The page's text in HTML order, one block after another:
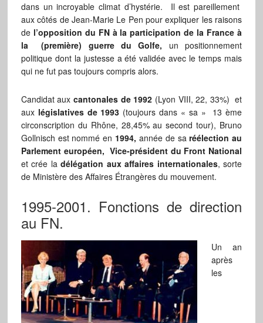
dans un incroyable climat d’hystérie. Il est pareillement
aux côtés de Jean-Marie Le Pen pour expliquer les raisons
de l’opposition du FN à la participation de la France à
la (première) guerre du Golfe, un positionnement
politique dont la justesse a été validée avec le temps mais
qui ne fut pas toujours compris alors.
Candidat auxcantonales de 1992 (Lyon VIII, 22, 33%) et
aux législatives de 1993 (toujours dans « sa » 13 ème
circonscription du Rhône, 28,45% au second tour), Bruno
Gollnisch est nommé en 1994, année de saréélection au
Parlement européen, Vice-président du Front National
et crée ladélégation aux affaires internationales, sorte
de Ministère des Affaires Étrangères du mouvement.
1995-2001. Fonctions de direction
au FN.
Un an
après
les